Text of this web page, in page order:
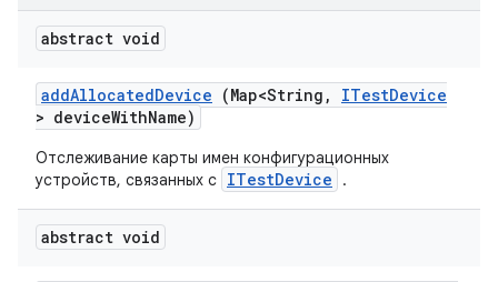
abstract void
addAllocatedDevice (Map<String , ITestDevice
> deviceWithName)
Отслеживание карты имен конфигурационных
устройств, связанных с ITestDevice .
abstract void